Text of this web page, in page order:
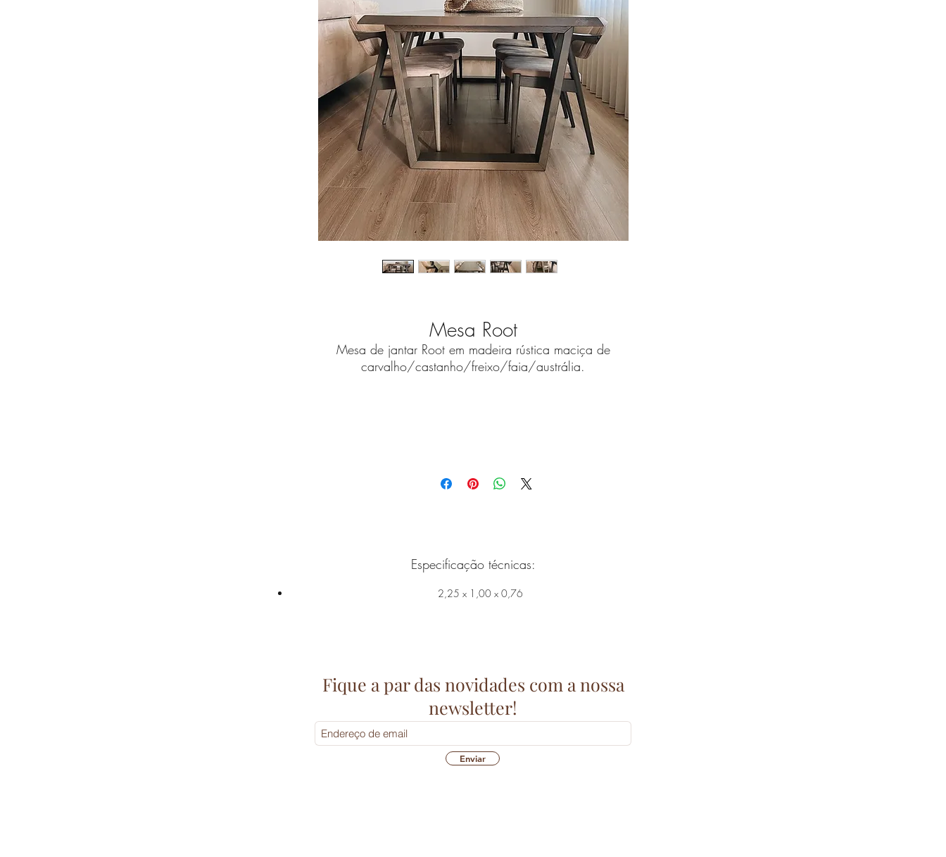
Mesa Root
Mesa de jantar Root em madeira rústica maciça de
carvalho/castanho/freixo/faia/austrália.
Especificação técnicas:
2,25 x 1,00 x 0,76
Fique a par das novidades com a nossa
newsletter!
Enviar